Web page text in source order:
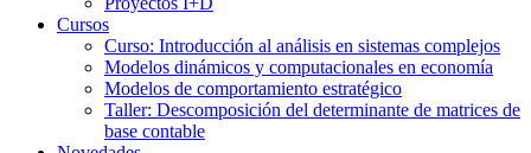
Cursos
Curso: Introducción al análisis en sistemas complejos
Modelos dinámicos y computacionales en economía
Modelos de comportamiento estratégico
Taller: Descomposición del determinante de matrices de
base contable